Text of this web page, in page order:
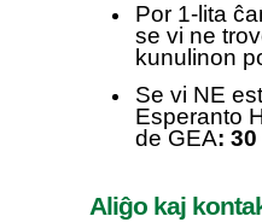
Por 1-lita
se vi ne
kunulinon
Se vi NE
Esperanto
de GEA: 30
Aliĝo kaj